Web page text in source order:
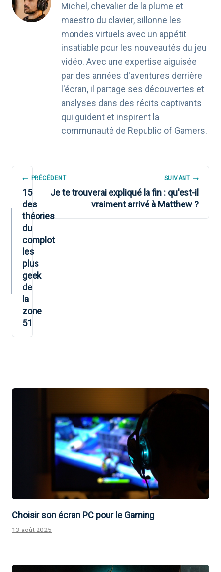
Michel, chevalier de la plume et
maestro du clavier, sillonne les
mondes virtuels avec un appétit
insatiable pour les nouveautés du jeu
vidéo. Avec une expertise aiguisée
par des années d'aventures derrière
l'écran, il partage ses découvertes et
analyses dans des récits captivants
qui guident et inspirent la
communauté de Republic of Gamers.
NAVIGATION
DE
L’ARTICLE
PRÉCÉDENT
15
des
théories
du
complot
les
plus
geek
de
la
zone
51
SUIVANT
Je te trouverai expliqué la fin : qu'est-il
vraiment arrivé à Matthew ?
Choisir son écran PC pour le Gaming
13 août 2025